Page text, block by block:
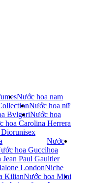
Bvlgari
hoa Carolina Herrera
Dior
hoa Gucci
Paul Gaultier
London
Kilian
Nước hoa nam
Nước hoa nữ
Nước hoa
unisex
Nước
hoa
Niche
Nước hoa Mini